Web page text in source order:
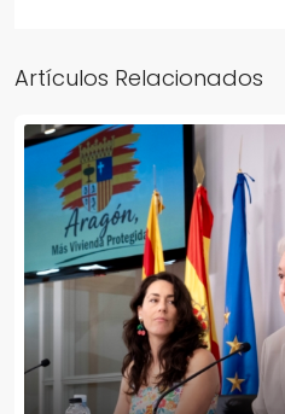
Artículos Relacionados